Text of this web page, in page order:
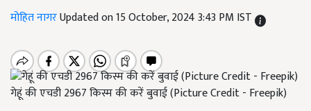
मोहित नागरUpdated on 15 October, 2024 3:43 PM IST
गेहूं की एचडी 2967 किस्म की करें बुवाई (Picture Credit - Freepik)